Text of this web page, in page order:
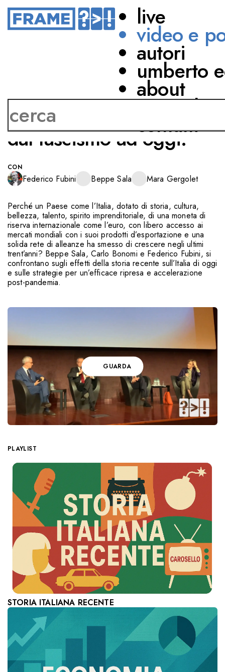
live
video e
autori
umberto
about
network
contatti
LA PORTA SBAGLIATA
Controstoria
dell'economia italiana
dal fascismo ad oggi.
CON
Federico Fubini Beppe Sala Mara Gergolet
Perché un Paese come l’Italia, dotato di storia, cultura,
bellezza, talento, spirito imprenditoriale, di una moneta di
riserva internazionale come l’euro, con libero accesso ai
mercati mondiali con i suoi prodotti d’esportazione e una
solida rete di alleanze ha smesso di crescere negli ultimi
trent’anni? Beppe Sala, Carlo Bonomi e Federico Fubini, si
confrontano sugli effetti della storia recente sull’Italia di oggi
e sulle strategie per un’efficace ripresa e accelerazione
post-pandemia.
GUARDA
PLAYLIST
STORIA ITALIANA RECENTE